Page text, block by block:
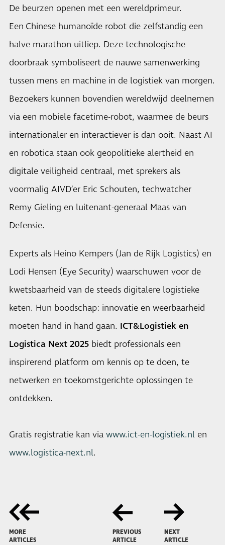
De beurzen openen met een wereldprimeur.
Een Chinese humanoïde robot die zelfstandig een
halve marathon uitliep. Deze technologische
doorbraak symboliseert de nauwe samenwerking
tussen mens en machine in de logistiek van morgen.
Bezoekers kunnen bovendien wereldwijd deelnemen
via een mobiele facetime-robot, waarmee de beurs
internationaler en interactiever is dan ooit. Naast AI
en robotica staan ook geopolitieke alertheid en
digitale veiligheid centraal, met sprekers als
voormalig AIVD’er Eric Schouten, techwatcher
Remy Gieling en luitenant-generaal Maas van
Defensie.
Experts als Heino Kempers (Jan de Rijk Logistics) en
Lodi Hensen (Eye Security) waarschuwen voor de
kwetsbaarheid van de steeds digitalere logistieke
keten. Hun boodschap: innovatie en weerbaarheid
moeten hand in hand gaan. ICT&Logistiek en
Logistica Next 2025 biedt professionals een
inspirerend platform om kennis op te doen, te
netwerken en toekomstgerichte oplossingen te
ontdekken.
Gratis registratie kan via www.ict-en-logistiek.nl en
www.logistica-next.nl.
MORE
ARTICLES
PREVIOUS
ARTICLE
NEXT
ARTICLE